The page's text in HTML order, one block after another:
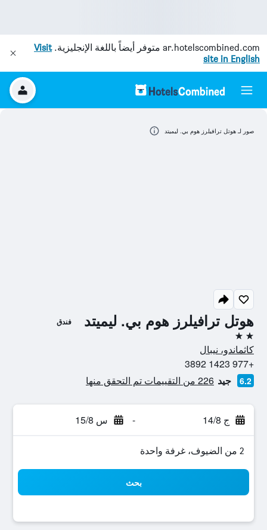
ar.hotelscombined.com متوفر أيضاً باللغة الإنجليزية.Visit
site in English
هوتل ترافيلرز هوم بي. ليميتد فندق
2 نجمتين
كاثماندو، نيبال
+977 1423 3892
6.2 جيد 226 من التقييمات تم التحقق منها
ج 14/8 - س 15/8
2 من الضيوف، غرفة واحدة
بحث
صور لـ هوتل ترافيلرز هوم بي. ليميتد